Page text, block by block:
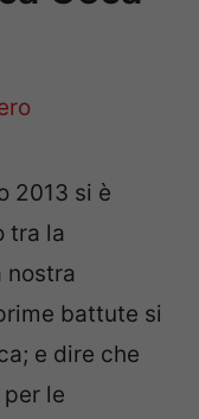
2013 si è
tra la
nostra
battute si
e dire che
le